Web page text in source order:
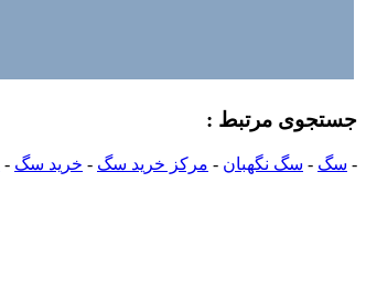
جستجوی مرتبط :
- سگ - سگ نگهبان - مرکز خرید سگ - خرید سگ -